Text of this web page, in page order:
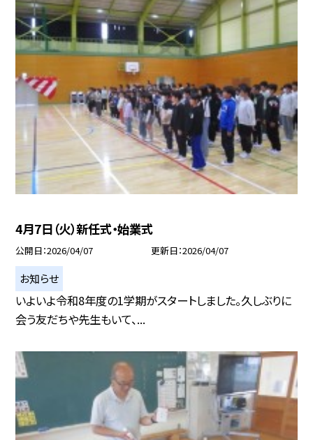
4月7日（火）新任式・始業式
公開日 2026/04/07 更新日 2026/04/07
お知らせ
いよいよ令和8年度の1学期がスタートしました。久しぶりに
会う友だちや先生もいて、...